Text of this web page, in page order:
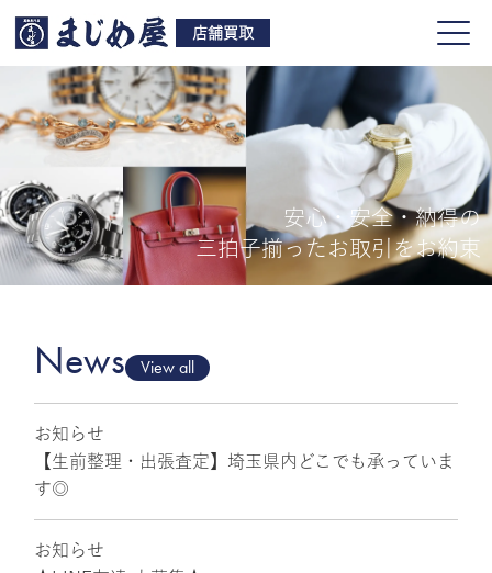
店舗買取
買取品目
店舗一覧
安心・安全・納得の
三拍子揃ったお取引をお約束
News View all
お知らせ
【生前整理・出張査定】埼玉県内どこでも承っていま
す◎
お知らせ